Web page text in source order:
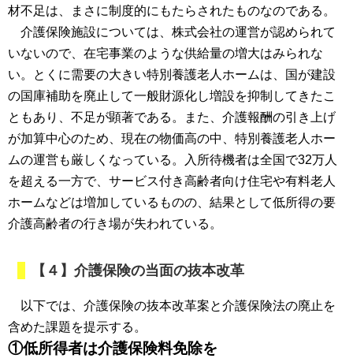
材不足は、まさに制度的にもたらされたものなのである。
介護保険施設については、株式会社の運営が認められて
いないので、在宅事業のような供給量の増大はみられな
い。とくに需要の大きい特別養護老人ホームは、国が建設
の国庫補助を廃止して一般財源化し増設を抑制してきたこ
ともあり、不足が顕著である。また、介護報酬の引き上げ
が加算中心のため、現在の物価高の中、特別養護老人ホー
ムの運営も厳しくなっている。入所待機者は全国で32万人
を超える一方で、サービス付き高齢者向け住宅や有料老人
ホームなどは増加しているものの、結果として低所得の要
介護高齢者の行き場が失われている。
【４】介護保険の当面の抜本改革
以下では、介護保険の抜本改革案と介護保険法の廃止を
含めた課題を提示する。
①低所得者は介護保険料免除を